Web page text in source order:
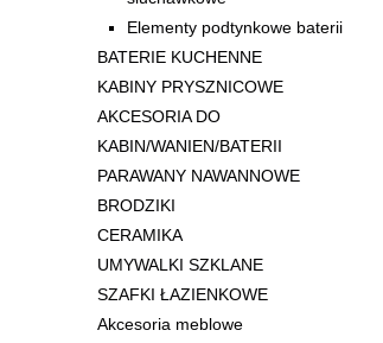
Elementy podtynkowe baterii
BATERIE KUCHENNE
KABINY PRYSZNICOWE
AKCESORIA DO
KABIN/WANIEN/BATERII
PARAWANY NAWANNOWE
BRODZIKI
CERAMIKA
UMYWALKI SZKLANE
SZAFKI ŁAZIENKOWE
Akcesoria meblowe